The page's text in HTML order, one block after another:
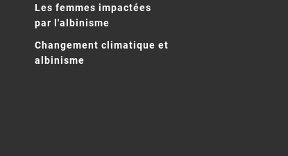
Les femmes impactées
par l'albinisme
Changement climatique et
albinisme